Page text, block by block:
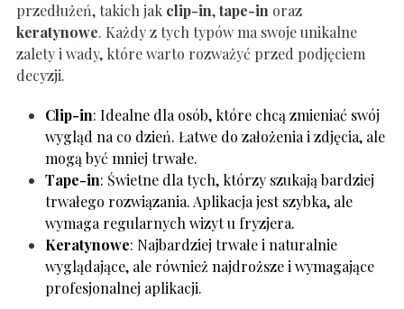
przedłużeń, takich jak clip-in,tape-in oraz
keratynowe. Każdy z tych typów ma swoje unikalne
zalety i wady, które warto rozważyć przed podjęciem
decyzji.
Clip-in: Idealne dla osób, które chcą zmieniać swój
wygląd na co dzień. Łatwe do założenia i zdjęcia, ale
mogą być mniej trwałe.
Tape-in: Świetne dla tych, którzy szukają bardziej
trwałego rozwiązania. Aplikacja jest szybka, ale
wymaga regularnych wizyt u fryzjera.
Keratynowe: Najbardziej trwałe i naturalnie
wyglądające, ale również najdroższe i wymagające
profesjonalnej aplikacji.